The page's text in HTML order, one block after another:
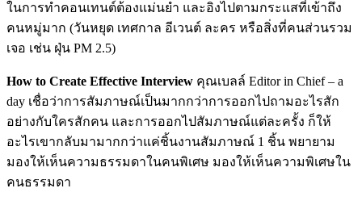
ในการทำคอนเทนต์ต้องแม่นยำ และอิงไปตามกระแสที่เข้าถึง
คนหมู่มาก (วันหยุด เทศกาล อีเวนต์ ละคร หรือสิ่งที่คนส่วนรวม
เจอ เช่น ฝุ่น PM 2.5)
How to Create Effective Interview คุณเบลล์ Editor in Chief – a
day เชื่อว่าการสัมภาษณ์เป็นมากกว่าการออกไปถามอะไรสัก
อย่างกับใครสักคน และการออกไปสัมภาษณ์แต่ละครั้ง ก็ให้
อะไรเขากลับมามากกว่าแค่ชิ้นงานสัมภาษณ์ 1 ชิ้น พยายาม
มองให้เห็นความธรรมดาในคนพิเศษ มองให้เห็นความพิเศษใน
คนธรรมดา